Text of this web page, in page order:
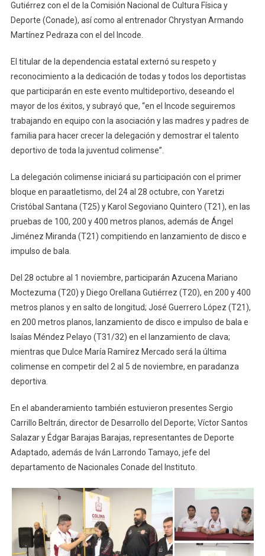
Gutiérrez con el de la Comisión Nacional de Cultura Física y
Deporte (Conade), así como al entrenador Chrystyan Armando
Martínez Pedraza con el del Incode.
El titular de la dependencia estatal externó su respeto y
reconocimiento a la dedicación de todas y todos los deportistas
que participarán en este evento multideportivo, deseando el
mayor de los éxitos, y subrayó que, “en el Incode seguiremos
trabajando en equipo con la asociación y las madres y padres de
familia para hacer crecer la delegación y demostrar el talento
deportivo de toda la juventud colimense”.
La delegación colimense iniciará su participación con el primer
bloque en paraatletismo, del 24 al 28 octubre, con Yaretzi
Cristóbal Santana (T25) y Karol Segoviano Quintero (T21), en las
pruebas de 100, 200 y 400 metros planos, además de Ángel
Jiménez Miranda (T21) compitiendo en lanzamiento de disco e
impulso de bala.
Del 28 octubre al 1 noviembre, participarán Azucena Mariano
Moctezuma (T20) y Diego Orellana Gutiérrez (T20), en 200 y 400
metros planos y en salto de longitud; José Guerrero López (T21),
en 200 metros planos, lanzamiento de disco e impulso de bala e
Isaías Méndez Pelayo (T31/32) en el lanzamiento de clava;
mientras que Dulce María Ramírez Mercado será la última
colimense en competir del 2 al 5 de noviembre, en paradanza
deportiva.
En el abanderamiento también estuvieron presentes Sergio
Carrillo Beltrán, director de Desarrollo del Deporte; Víctor Santos
Salazar y Édgar Barajas Barajas, representantes de Deporte
Adaptado, además de Iván Larrondo Tamayo, jefe del
departamento de Nacionales Conade del Instituto.